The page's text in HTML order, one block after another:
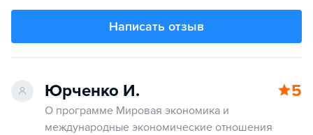
Написать отзыв
Юрченко И. 5
О программе Мировая экономика и
международные экономические отношения